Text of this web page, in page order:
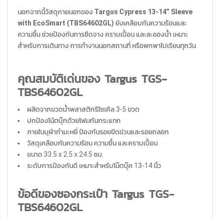
นอกจากนี้วัสดุภายนอกของ Targus Cypress 13-14” Sleeve
with EcoSmart (TBS64602GL) ยังเคลือบกันความร้อนและ
ความชื้น ช่วยป้องกันการซีดจาง คราบเปื้อน และละอองน้ำ เหมาะ
สำหรับการเดินทาง การทำงานนอกสถานที่ หรือพกพาไปเรียนทุกวัน
คุณสมบัติเด่นของ Targus TGS-
TBS64602GL
ผลิตจากขวดน้ำพลาสติกรีไซเคิล 3-5 ขวด
ปกป้องโน้ตบุ๊กด้วยโฟมกันกระแทก
ภายในบุผ้ากำมะหยี่ ป้องกันรอยขีดข่วนและรอยถลอก
วัสดุเคลือบกันความร้อน ความชื้น และคราบเปื้อน
ขนาด 33.5 x 2.5 x 24.5 ซม.
ระดับการป้องกันดี เหมาะสำหรับโน๊ตบุ๊ค 13-14 นิ้ว
ข้อดีของซองกระเป๋า Targus TGS-
TBS64602GL